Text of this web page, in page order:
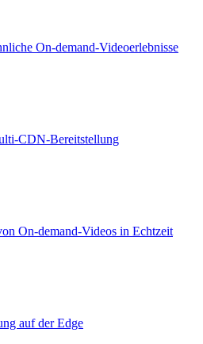
On-demand-Videoerlebnisse
CDN-Bereitstellung
On-demand-Videos in Echtzeit
auf der Edge